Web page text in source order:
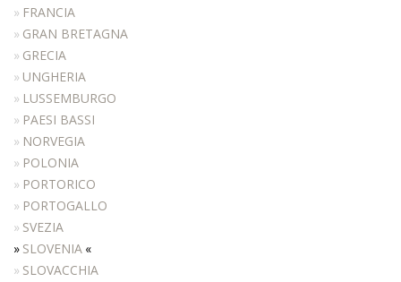
MAKEUP
RECEPTION
ATTESE
ACCESSORI
COLORI
REALIZZAZIONI
DISTRIBUTORI
DOWNLOAD
NEWS
CONTATTI
FRANCIA
GRAN BRETAGNA
GRECIA
UNGHERIA
LUSSEMBURGO
PAESI BASSI
NORVEGIA
POLONIA
PORTORICO
PORTOGALLO
SVEZIA
SLOVENIA
SLOVACCHIA